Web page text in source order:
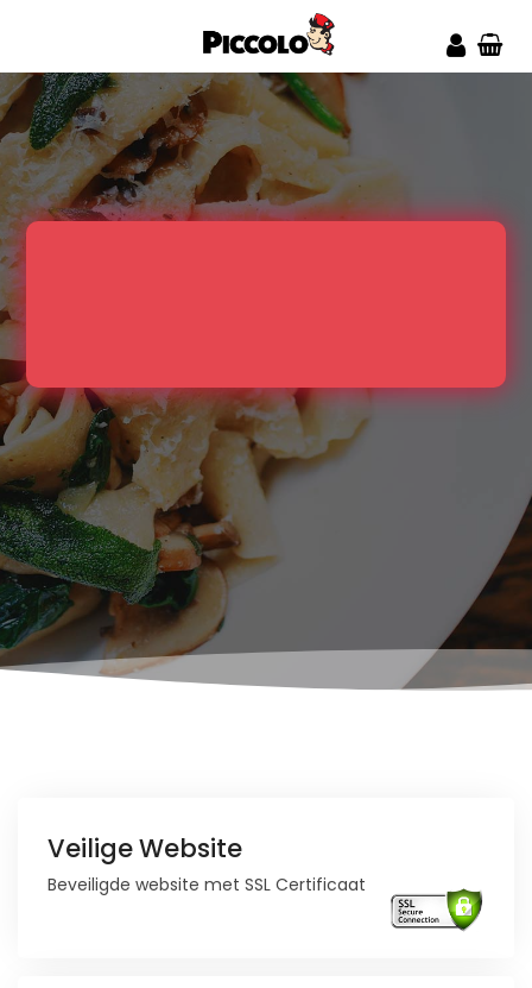
Veilige Website
Beveiligde website met SSL Certificaat